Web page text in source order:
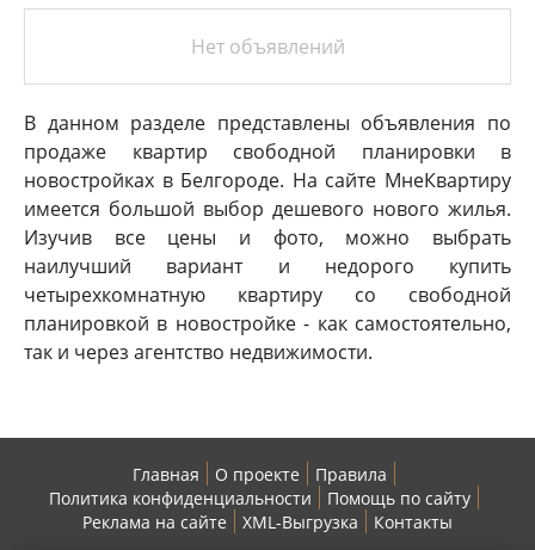
Нет объявлений
В данном разделе представлены объявления по
продаже квартир свободной планировки в
новостройках в Белгороде. На сайте МнеКвартиру
имеется большой выбор дешевого нового жилья.
Изучив все цены и фото, можно выбрать
наилучший вариант и недорого купить
четырехкомнатную квартиру со свободной
планировкой в новостройке - как самостоятельно,
так и через агентство недвижимости.
Главная О проекте
Правила
Политика конфиденциальности
Помощь по сайту
Реклама на сайте
XML-Выгрузка Контакты